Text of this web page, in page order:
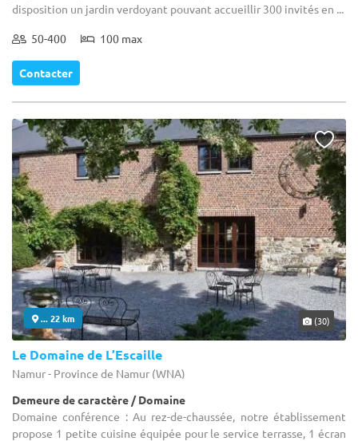
disposition un jardin verdoyant pouvant accueillir 300 invités en ...
50-400 100 max
Contacter
... 22 km (30)
Le Domaine de L’Escaille
Namur - Province de Namur (WNA)
Demeure de caractère / Domaine
Domaine conférence : Au rez-de-chaussée, notre établissement
propose 1 petite cuisine équipée pour le service terrasse, 1 écran